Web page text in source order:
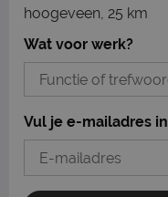
hoogeveen, 25 km
Wat voor werk?
Vul je e-mailadres in